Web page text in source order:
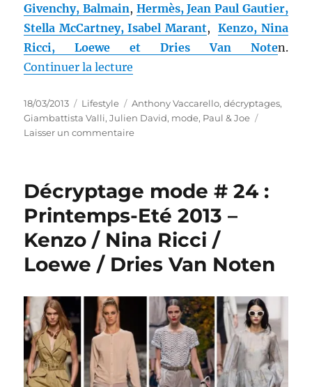
Givenchy, Balmain, Hermès, Jean Paul Gautier,
Stella McCartney, Isabel Marant,
Kenzo, Nina
Ricci, Loewe et Dries Van Noten.
Continuer la lecture
Publié
le
18/03/2013 Catégories
Lifestyle Étiquettes
Anthony Vaccarello,décryptages,
Giambattista Valli,Julien David, mode, Paul & Joe
Laisser un commentairesur
25
Printemps-
Eté
2013
–
Vaccarello
/
J.
David
Décryptage mode # 24 :
Printemps-Eté 2013 –
Kenzo / Nina Ricci /
Loewe / Dries Van Noten